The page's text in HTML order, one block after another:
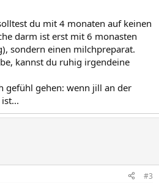
du mit 4 monaten auf keinen
darm ist erst mit 6 monasten
sondern einen milchpreparat.
kannst du ruhig irgendeine
gefühl gehen: wenn jill an der
#3